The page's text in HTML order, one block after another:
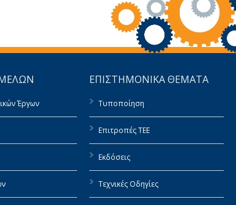
Έργων
ΕΠΙΣΤΗΜΟΝΙΚΑ ΘΕΜΑΤΑ
Τυποποίηση
Επιτροπές ΤΕΕ
Εκδόσεις
Τεχνικές Οδηγίες